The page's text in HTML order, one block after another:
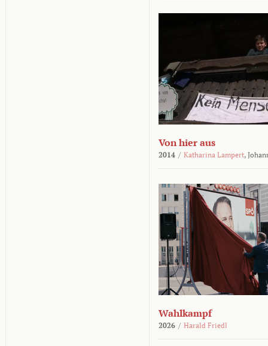
Von hier aus
2014 / Katharina Lampert,
Wahlkampf
2026 / Harald Friedl